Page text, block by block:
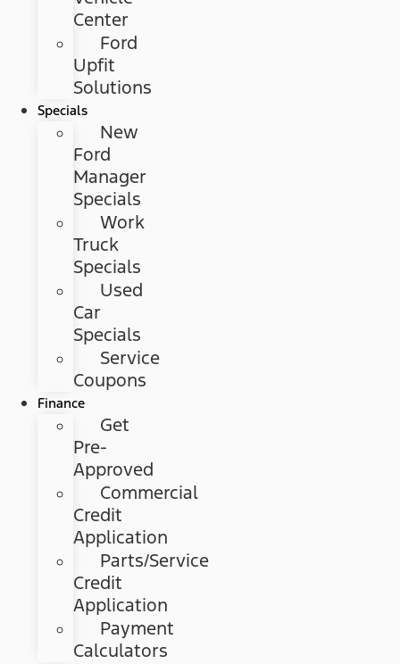
Center
Ford
Upfit
Solutions
Specials
New
Ford
Manager
Specials
Work
Truck
Specials
Used
Car
Specials
Service
Coupons
Finance
Get
Pre-
Approved
Commercial
Credit
Application
Parts/Service
Credit
Application
Payment
Calculators